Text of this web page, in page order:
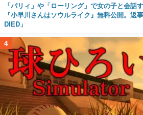
「パリィ」や「ローリング」で女の子と会話
『小早川さんはソウルライク』無料公開。返
DIED」
4